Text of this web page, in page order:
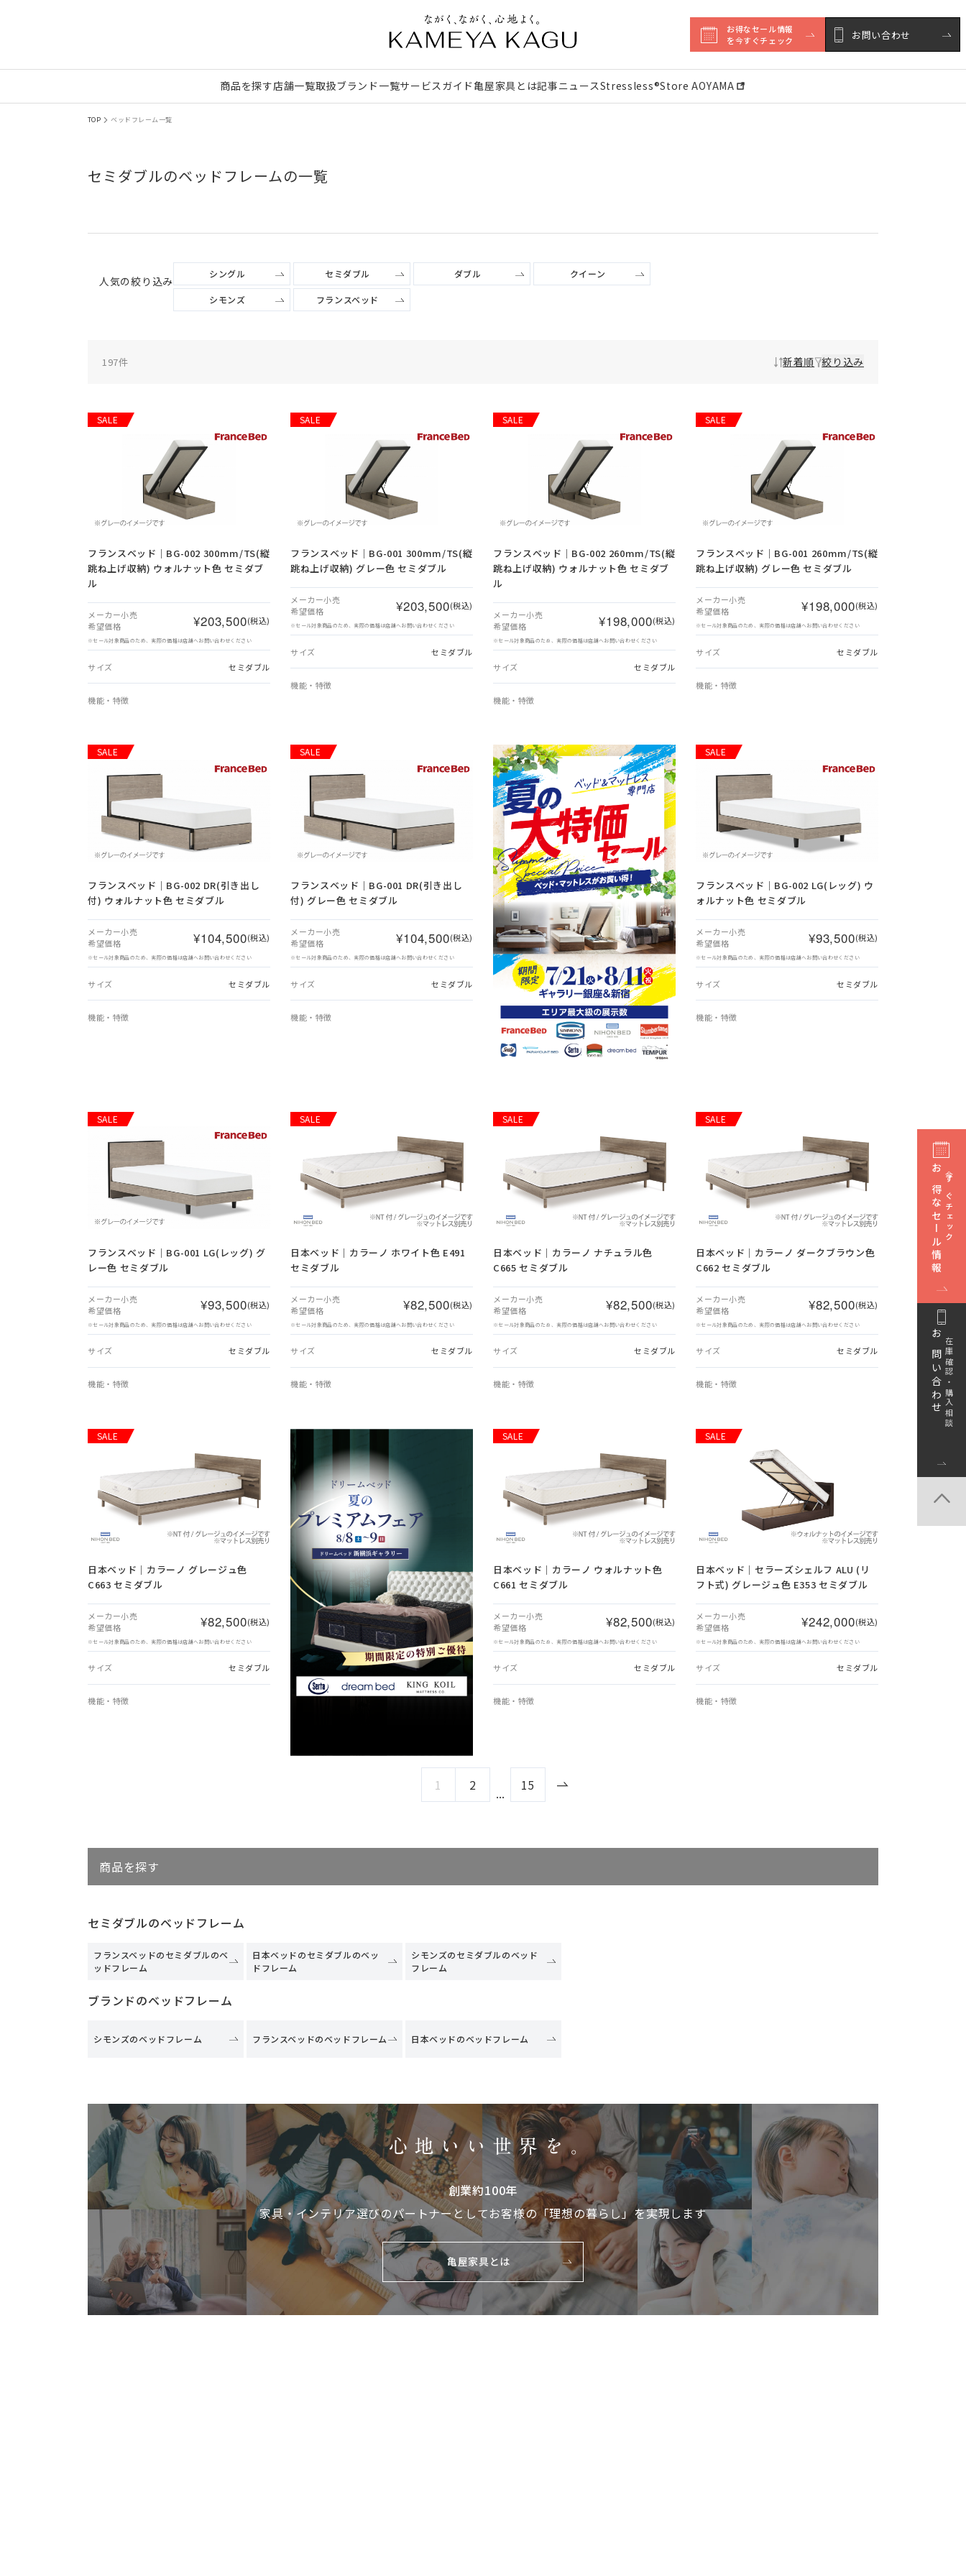
お得なセール情報
を今すぐチェック
お問い合わせ
商品を探す店舗一覧取扱ブランド一覧サービスガイド亀屋家具とは記事ニュースStressless®︎Store AOYAMA
TOP ベッドフレーム一覧
セミダブルのベッドフレームの一覧
人気の絞り込み シングル セミダブル ダブル クイーン
シモンズ フランスベッド
197件 新着順 絞り込み
SALE
フランスベッド｜BG-002 300mm/TS(縦
跳ね上げ収納) ウォルナット色 セミダブ
ル
メーカー小売
希望価格
¥203,500(税込)
※セール対象商品のため、実際の価格は店舗へお問い合わせください
サイズ セミダブル
機能・特徴
SALE
フランスベッド｜BG-001 300mm/TS(縦
跳ね上げ収納) グレー色 セミダブル
メーカー小売
希望価格
¥203,500(税込)
※セール対象商品のため、実際の価格は店舗へお問い合わせください
サイズ セミダブル
機能・特徴
SALE
フランスベッド｜BG-002 260mm/TS(縦
跳ね上げ収納) ウォルナット色 セミダブ
ル
メーカー小売
希望価格
¥198,000(税込)
※セール対象商品のため、実際の価格は店舗へお問い合わせください
サイズ セミダブル
機能・特徴
SALE
フランスベッド｜BG-001 260mm/TS(縦
跳ね上げ収納) グレー色 セミダブル
メーカー小売
希望価格
¥198,000(税込)
※セール対象商品のため、実際の価格は店舗へお問い合わせください
サイズ セミダブル
機能・特徴
SALE
フランスベッド｜BG-002 DR(引き出し
付) ウォルナット色 セミダブル
メーカー小売
希望価格
¥104,500(税込)
※セール対象商品のため、実際の価格は店舗へお問い合わせください
サイズ セミダブル
機能・特徴
SALE
フランスベッド｜BG-001 DR(引き出し
付) グレー色 セミダブル
メーカー小売
希望価格
¥104,500(税込)
※セール対象商品のため、実際の価格は店舗へお問い合わせください
サイズ セミダブル
機能・特徴
SALE
フランスベッド｜BG-002 LG(レッグ) ウ
ォルナット色 セミダブル
メーカー小売
希望価格
¥93,500(税込)
※セール対象商品のため、実際の価格は店舗へお問い合わせください
サイズ セミダブル
機能・特徴
SALE
フランスベッド｜BG-001 LG(レッグ) グ
レー色 セミダブル
メーカー小売
希望価格
¥93,500(税込)
※セール対象商品のため、実際の価格は店舗へお問い合わせください
サイズ セミダブル
機能・特徴
SALE
日本ベッド｜カラーノ ホワイト色 E491
セミダブル
メーカー小売
希望価格
¥82,500(税込)
※セール対象商品のため、実際の価格は店舗へお問い合わせください
サイズ セミダブル
機能・特徴
SALE
日本ベッド｜カラーノ ナチュラル色
C665 セミダブル
メーカー小売
希望価格
¥82,500(税込)
※セール対象商品のため、実際の価格は店舗へお問い合わせください
サイズ セミダブル
機能・特徴
SALE
日本ベッド｜カラーノ ダークブラウン色
C662 セミダブル
メーカー小売
希望価格
¥82,500(税込)
※セール対象商品のため、実際の価格は店舗へお問い合わせください
サイズ セミダブル
機能・特徴
SALE
日本ベッド｜カラーノ グレージュ色
C663 セミダブル
メーカー小売
希望価格
¥82,500(税込)
※セール対象商品のため、実際の価格は店舗へお問い合わせください
サイズ セミダブル
機能・特徴
SALE
日本ベッド｜カラーノ ウォルナット色
C661 セミダブル
メーカー小売
希望価格
¥82,500(税込)
※セール対象商品のため、実際の価格は店舗へお問い合わせください
サイズ セミダブル
機能・特徴
SALE
日本ベッド｜セラーズシェルフ ALU (リ
フト式) グレージュ色 E353 セミダブル
メーカー小売
希望価格
¥242,000(税込)
※セール対象商品のため、実際の価格は店舗へお問い合わせください
サイズ セミダブル
機能・特徴
1 2 ... 15
商品を探す
セミダブルのベッドフレーム
フランスベッドのセミダブルのベ
ッドフレーム
日本ベッドのセミダブルのベッ
ドフレーム
シモンズのセミダブルのベッド
フレーム
ブランドのベッドフレーム
シモンズのベッドフレーム フランスベッドのベッドフレーム 日本ベッドのベッドフレーム
創業約100年
家具・インテリア選びのパートナーとしてお客様の「理想の暮らし」を実現します
亀屋家具とは
今すぐチェック
お得なセール情報
お問い合わせ在庫確認・購入相談